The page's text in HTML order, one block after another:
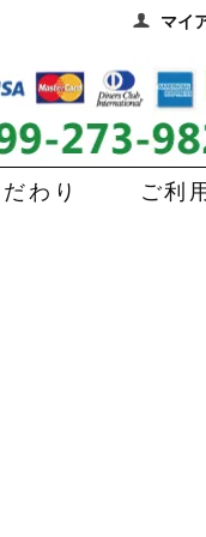
マイ
わり
ご利